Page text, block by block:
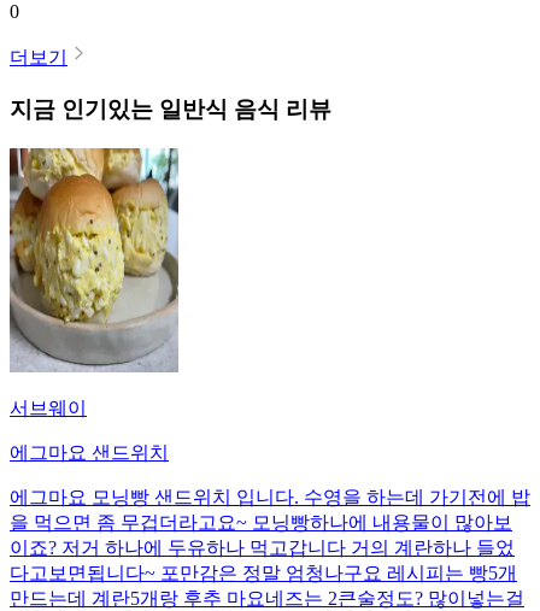
0
더보기
지금 인기있는 일반식 음식 리뷰
서브웨이
에그마요 샌드위치
에그마요 모닝빵 샌드위치 입니다. 수영을 하는데 가기전에 밥
을 먹으면 좀 무겁더라고요~ 모닝빵하나에 내용물이 많아보
이죠? 저거 하나에 두유하나 먹고갑니다 거의 계란하나 들었
다고보면됩니다~ 포만감은 정말 엄청나구요 레시피는 빵5개
만드는데 계란5개랑 후추 마요네즈는 2큰술정도? 많이넣는걸